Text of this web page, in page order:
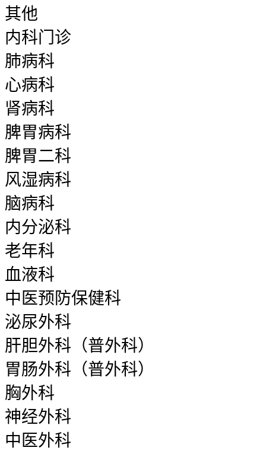
其他
内科门诊
肺病科
心病科
肾病科
脾胃病科
脾胃二科
风湿病科
脑病科
内分泌科
老年科
血液科
中医预防保健科
泌尿外科
肝胆外科（普外科）
胃肠外科（普外科）
胸外科
神经外科
中医外科